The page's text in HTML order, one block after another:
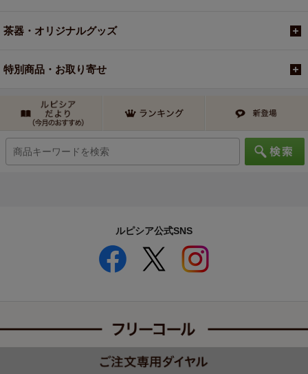
茶器・オリジナルグッズ
特別商品・お取り寄せ
ルピシア公式SNS